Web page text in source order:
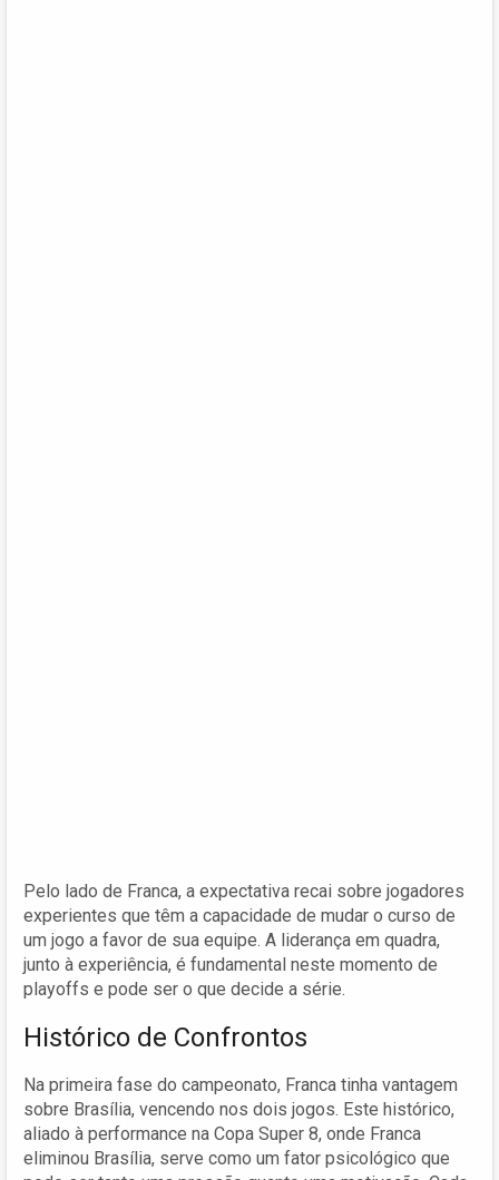
Pelo lado de Franca, a expectativa recai sobre jogadores
experientes que têm a capacidade de mudar o curso de
um jogo a favor de sua equipe. A liderança em quadra,
junto à experiência, é fundamental neste momento de
playoffs e pode ser o que decide a série.
Histórico de Confrontos
Na primeira fase do campeonato, Franca tinha vantagem
sobre Brasília, vencendo nos dois jogos. Este histórico,
aliado à performance na Copa Super 8, onde Franca
eliminou Brasília, serve como um fator psicológico que